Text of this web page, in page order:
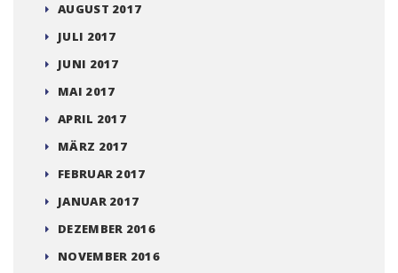
AUGUST 2017
JULI 2017
JUNI 2017
MAI 2017
APRIL 2017
MÄRZ 2017
FEBRUAR 2017
JANUAR 2017
DEZEMBER 2016
NOVEMBER 2016